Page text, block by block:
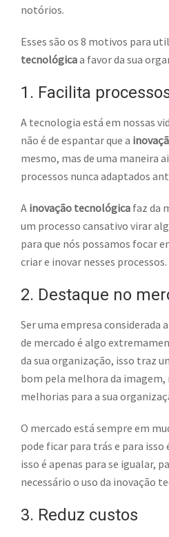
notórios.
Esses são os 8 motivos para
tecnológicaa favor da sua
1. Facilita
A tecnologia está em nossas
não é de espantar que a
mesmo, mas de uma maneira
processos nunca adaptados
A inovação tecnológica faz da
um processo cansativo virar
para que nós possamos focar
criar e inovar nesses processos.
2. Destaque no
Ser uma empresa considerada
de mercado é algo
da sua organização, isso traz
bom pela melhora da imagem,
melhorias para a sua
O mercado está sempre em
pode ficar para trás e para isso
isso é apenas para se igualar,
necessário o uso da inovação
3. Reduz custos